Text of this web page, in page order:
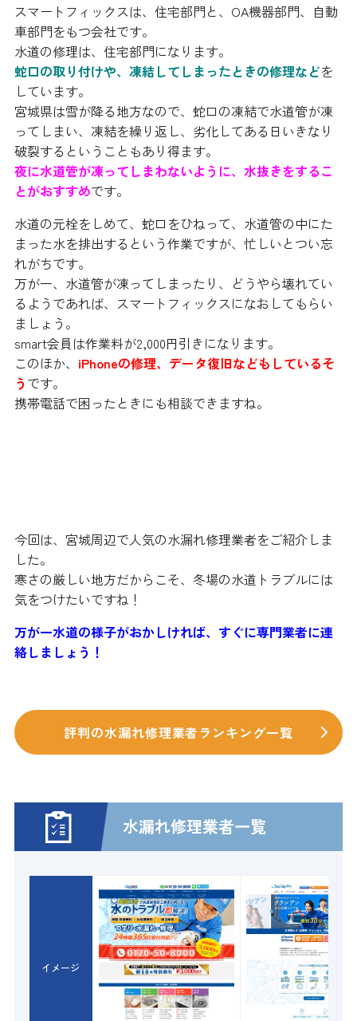
スマートフィックスは、住宅部門と、OA機器部門、自動
車部門をもつ会社です。
水道の修理は、住宅部門になります。
蛇口の取り付けや、凍結してしまったときの修理などを
しています。
宮城県は雪が降る地方なので、蛇口の凍結で水道管が凍
ってしまい、凍結を繰り返し、劣化してある日いきなり
破裂するということもあり得ます。
夜に水道管が凍ってしまわないように、水抜きをするこ
とがおすすめです。
水道の元栓をしめて、蛇口をひねって、水道管の中にた
まった水を排出するという作業ですが、忙しいとつい忘
れがちです。
万が一、水道管が凍ってしまったり、どうやら壊れてい
るようであれば、スマートフィックスになおしてもらい
ましょう。
smart会員は作業料が2,000円引きになります。
このほか、 iPhoneの修理、データ復旧などもしているそ
う です。
携帯電話で困ったときにも相談できますね。
今回は、宮城周辺で人気の水漏れ修理業者をご紹介しま
した。
寒さの厳しい地方だからこそ、冬場の水道トラブルには
気をつけたいですね！
万が一水道の様子がおかしければ、すぐに専門業者に連
絡しましょう！
評判の水漏れ修理業者ランキング一覧
水漏れ修理業者一覧
イメージ